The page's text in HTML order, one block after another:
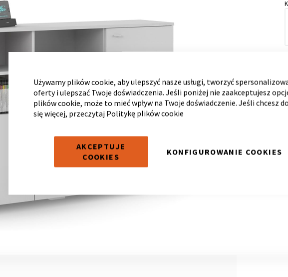
Używamy plików cookie, aby ulepszyć nasze usługi, tworzyć
oferty i ulepszać Twoje doświadczenia. Jeśli poniżej nie zaakceptujesz
plików cookie, może to mieć wpływ na Twoje doświadczenie. Jeśli chcesz
się więcej, przeczytaj Politykę plików cookie
AKCEPTUJE
COOKIES
KONFIGUROWANIE COOKIES